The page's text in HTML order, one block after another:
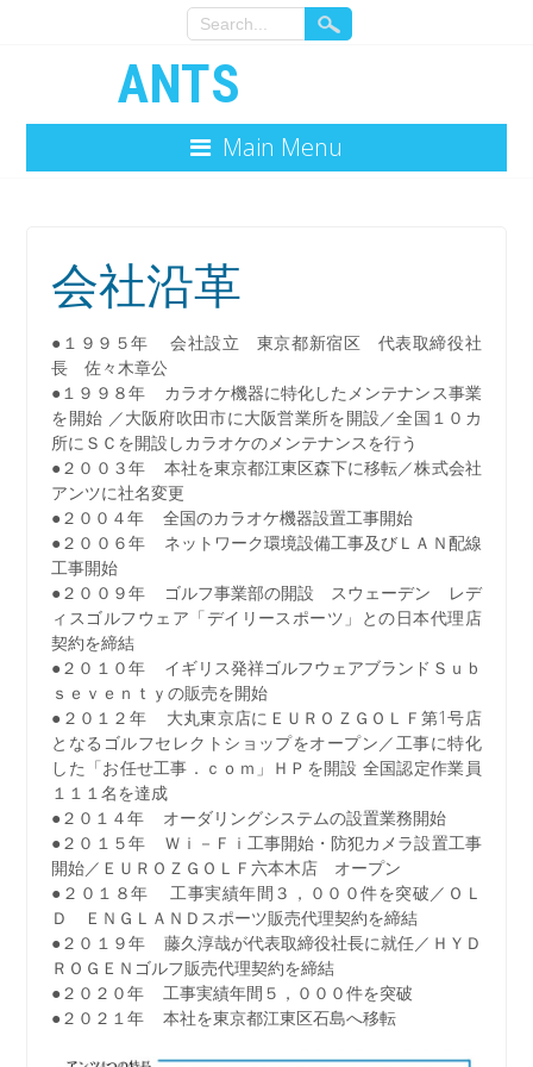
ANTS
Main Menu
会社沿革
●１９９５年 会社設立 東京都新宿区 代表取締役社
長 佐々木章公
●１９９８年 カラオケ機器に特化したメンテナンス事業
を開始 ／大阪府吹田市に大阪営業所を開設／全国１０カ
所にＳＣを開設しカラオケのメンテナンスを行う
●２００３年 本社を東京都江東区森下に移転／株式会社
アンツに社名変更
●２００４年 全国のカラオケ機器設置工事開始
●２００６年 ネットワーク環境設備工事及びＬＡＮ配線
工事開始
●２００９年 ゴルフ事業部の開設 スウェーデン レデ
ィスゴルフウェア「デイリースポーツ」との日本代理店
契約を締結
●２０１０年 イギリス発祥ゴルフウェアブランドＳｕｂ
ｓｅｖｅｎｔｙの販売を開始
●２０１２年 大丸東京店にＥＵＲＯＺＧＯＬＦ第1号店
となるゴルフセレクトショップをオープン／工事に特化
した「お任せ工事．ｃｏｍ」ＨＰを開設 全国認定作業員
１１１名を達成
●２０１４年 オーダリングシステムの設置業務開始
●２０１５年 Ｗｉ－Ｆｉ工事開始・防犯カメラ設置工事
開始／ＥＵＲＯＺＧＯＬＦ六本木店 オープン
●２０１８年 工事実績年間３，０００件を突破／ＯＬ
Ｄ ＥＮＧＬＡＮＤスポーツ販売代理契約を締結
●２０１９年 藤久淳哉が代表取締役社長に就任／ＨＹＤ
ＲＯＧＥＮゴルフ販売代理契約を締結
●２０２０年 工事実績年間５，０００件を突破
●２０２１年 本社を東京都江東区石島へ移転